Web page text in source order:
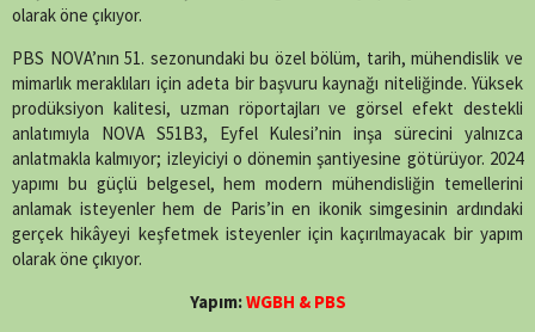
olarak öne çıkıyor.
PBS NOVA’nın 51. sezonundaki bu özel bölüm, tarih, mühendislik ve
mimarlık meraklıları için adeta bir başvuru kaynağı niteliğinde. Yüksek
prodüksiyon kalitesi, uzman röportajları ve görsel efekt destekli
anlatımıyla NOVA S51B3, Eyfel Kulesi’nin inşa sürecini yalnızca
anlatmakla kalmıyor; izleyiciyi o dönemin şantiyesine götürüyor. 2024
yapımı bu güçlü belgesel, hem modern mühendisliğin temellerini
anlamak isteyenler hem de Paris’in en ikonik simgesinin ardındaki
gerçek hikâyeyi keşfetmek isteyenler için kaçırılmayacak bir yapım
olarak öne çıkıyor.
Yapım:WGBH & PBS